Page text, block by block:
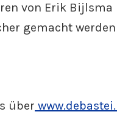
von Erik
gemacht
über